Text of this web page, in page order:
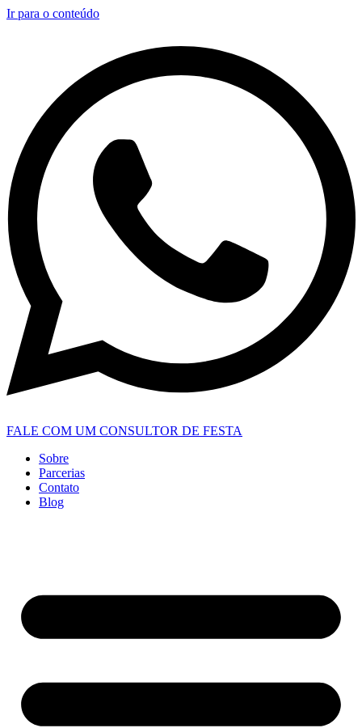
Ir para o conteúdo
FALE COM UM CONSULTOR DE FESTA
Sobre
Parcerias
Contato
Blog